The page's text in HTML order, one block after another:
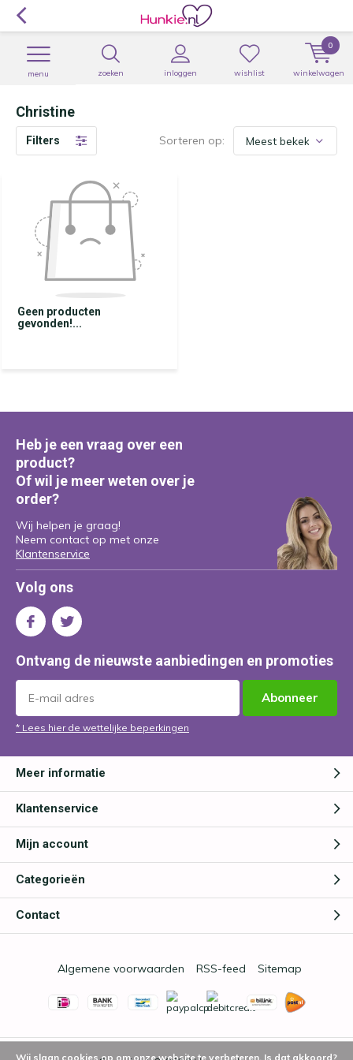
zoeken inloggen
menu wishlist winkelwagen
0
Christine
Filters Sorteren op:
Geen producten
gevonden!...
Heb je een vraag over een
product?
Of wil je meer weten over je
order?
Wij helpen je graag!
Neem contact op met onze
Klantenservice
Volg ons
Ontvang de nieuwste aanbiedingen en promoties
Abonneer
* Lees hier de wettelijke beperkingen
Meer informatie
Klantenservice
Mijn account
Categorieën
Contact
Algemene voorwaarden RSS-feed Sitemap
Wij slaan cookies op om onze website te verbeteren. Is dat akkoord?